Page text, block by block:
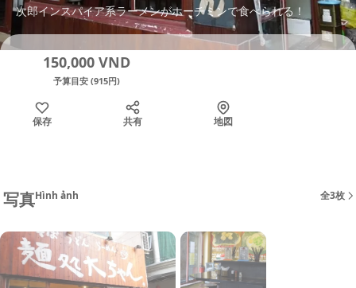
次郎インスパイア系ラーメンがホーチミンで食べられる！
150,000 VND
予算目安 (915円)
保存 共有 地図
写真Hình ảnh 全3枚